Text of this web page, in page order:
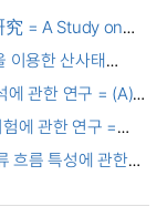
= A Study on
in Kangwon-
이용한 산사태
에 관한 연구 = (A)
using
에 관한 연구 =
Technology
흐름 특성에 관한